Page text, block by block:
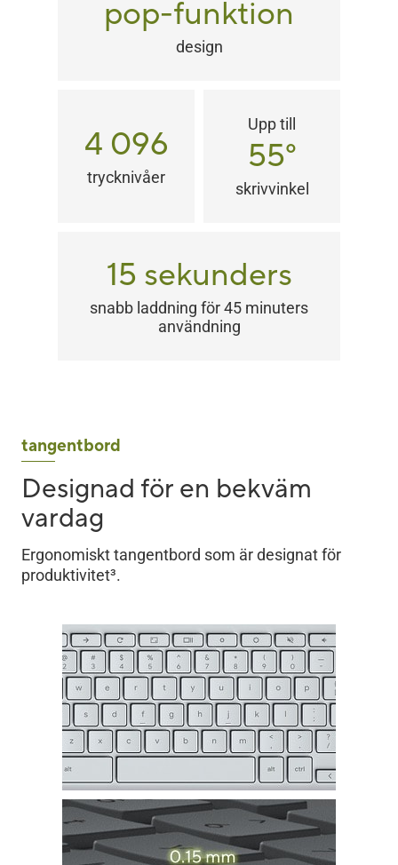
pop-funktion
design
4 096
trycknivåer
Upp till
55°
skrivvinkel
15 sekunders
snabb laddning för 45 minuters
användning
tangentbord
Designad för en bekväm
vardag
Ergonomiskt tangentbord som är designat för
produktivitet3.